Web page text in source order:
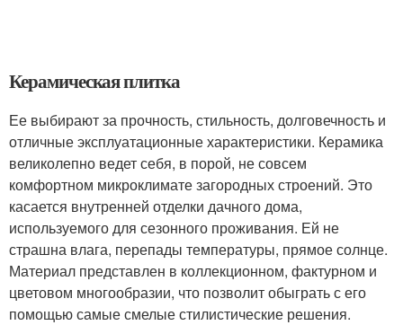
Керамическая плитка
Ее выбирают за прочность, стильность, долговечность и
отличные эксплуатационные характеристики. Керамика
великолепно ведет себя, в порой, не совсем
комфортном микроклимате загородных строений. Это
касается внутренней отделки дачного дома,
используемого для сезонного проживания. Ей не
страшна влага, перепады температуры, прямое солнце.
Материал представлен в коллекционном, фактурном и
цветовом многообразии, что позволит обыграть с его
помощью самые смелые стилистические решения.